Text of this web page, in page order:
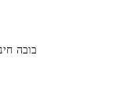
10 בובה